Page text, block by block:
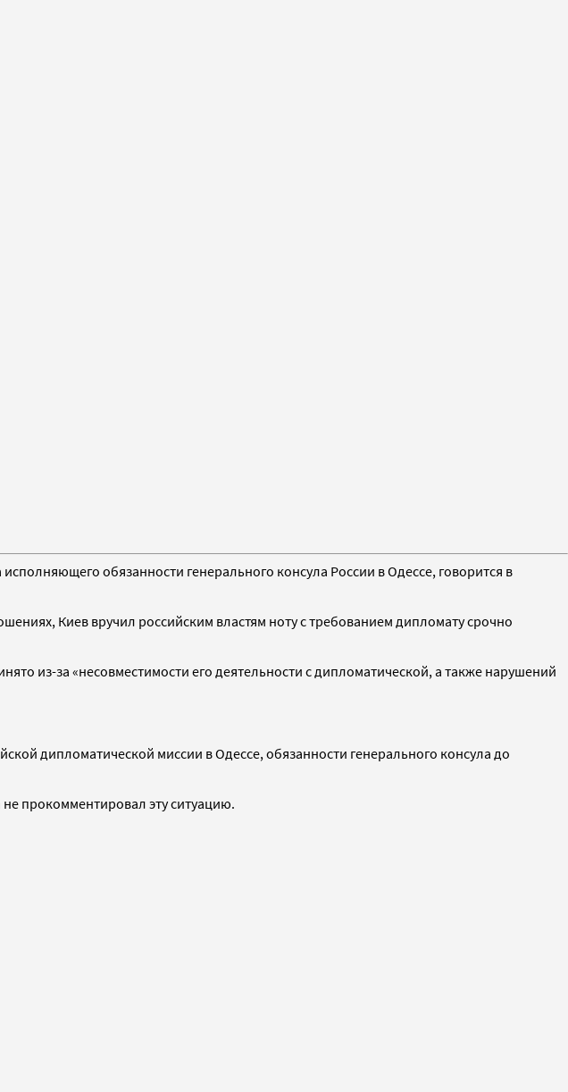
обязанности генерального консула России в Одессе, говорится в
Киев вручил российским властям ноту с требованием дипломату срочно
из-за «несовместимости его деятельности с дипломатической, а также нарушений
дипломатической миссии в Одессе, обязанности генерального консула до
прокомментировал эту ситуацию.